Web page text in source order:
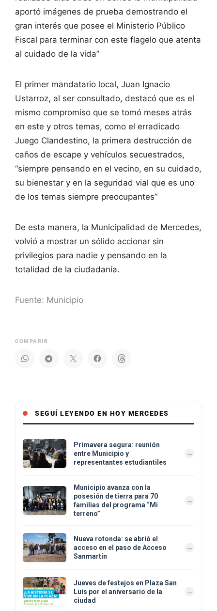
aportó imágenes de prueba demostrando el
gran interés que posee el Ministerio Público
Fiscal para terminar con este flagelo que atenta
al cuidado de la vida”
El primer mandatario local, Juan Ignacio
Ustarroz, al ser consultado, destacó que es el
mismo compromiso que se tomó meses atrás
en este y otros temas, como el erradicado
Juego Clandestino, la primera destrucción de
caños de escape y vehículos secuestrados,
“siempre pensando en el vecino, en su cuidado,
su bienestar y en la seguridad vial que es uno
de los temas siempre preocupantes”
De esta manera, la Municipalidad de Mercedes,
volvió a mostrar un sólido accionar sin
privilegios para nadie y pensando en la
totalidad de la ciudadanía.
Fuente: Municipio
COMPARIR
SEGUÍ LEYENDO EN HOY MERCEDES
Primavera segura: reunión
entre Municipio y
representantes estudiantiles
Municipio avanza con la
posesión de tierra para 70
familias del programa “Mi
terreno”
Nueva rotonda: se abrió el
acceso en el paso de Acceso
Sanmartín
Jueves de festejos en Plaza San
Luis por el aniversario de la
ciudad